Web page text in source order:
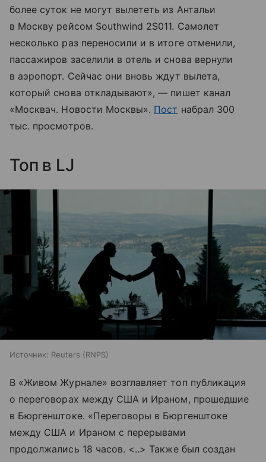
более суток не могут вылететь из Антальи
в Москву рейсом Southwind 2S011. Самолет
несколько раз переносили и в итоге отменили,
пассажиров заселили в отель и снова вернули
в аэропорт. Сейчас они вновь ждут вылета,
который снова откладывают», — пишет канал
«Москвач. Новости Москвы». Пост набрал 300
тыс. просмотров.
Топ в LJ
Источник: Reuters (RNPS)
В «Живом Журнале» возглавляет топ публикация
о переговорах между США и Ираном, прошедшие
в Бюргенштоке. «Переговоры в Бюргенштоке
между США и Ираном с перерывами
продолжались 18 часов. <..> Также был создан